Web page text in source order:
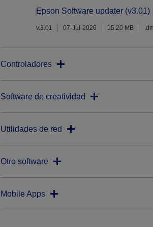
Epson Software updater (v3.01)
v.3.01 07-Jul-2026 15.20 MB
Controladores
Software de creatividad
Utilidades de red
Otro software
Mobile Apps